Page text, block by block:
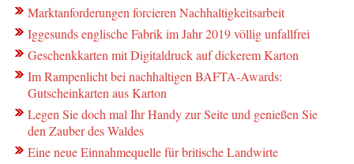
Marktanforderungen forcieren Nachhaltigkeitsarbeit
Iggesunds englische Fabrik im Jahr 2019 völlig unfallfrei
Geschenkkarten mit Digitaldruck auf dickerem Karton
Im Rampenlicht bei nachhaltigen BAFTA-Awards:
Gutscheinkarten aus Karton
Legen Sie doch mal Ihr Handy zur Seite und genießen Sie
den Zauber des Waldes
Eine neue Einnahmequelle für britische Landwirte